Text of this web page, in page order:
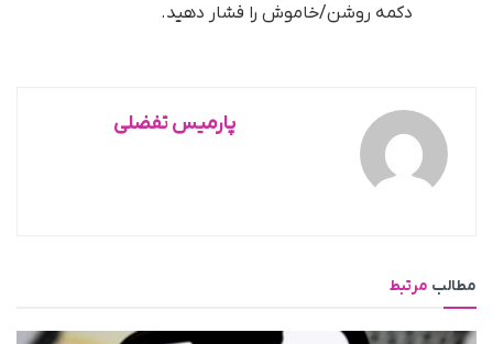
دکمه روشن/خاموش را فشار دهید.
پارمیس تفضلی
مطالب مرتبط